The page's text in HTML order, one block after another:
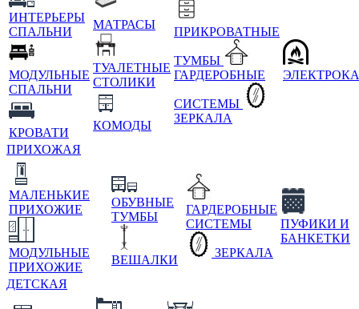
ИНТЕРЬЕРЫ
СПАЛЬНИ
МОДУЛЬНЫЕ
СПАЛЬНИ
КРОВАТИ
МАТРАСЫ
ТУАЛЕТНЫЕ
СТОЛИКИ
КОМОДЫ
ПРИКРОВАТНЫЕ
ТУМБЫ
ГАРДЕРОБНЫЕ
СИСТЕМЫ
ЗЕРКАЛА
ПРИХОЖАЯ
МАЛЕНЬКИЕ
ПРИХОЖИЕ
МОДУЛЬНЫЕ
ПРИХОЖИЕ
ОБУВНЫЕ
ТУМБЫ
ВЕШАЛКИ
ГАРДЕРОБНЫЕ
СИСТЕМЫ
ЗЕРКАЛА
ПУФИКИ И
БАНКЕТКИ
ДЕТСКАЯ